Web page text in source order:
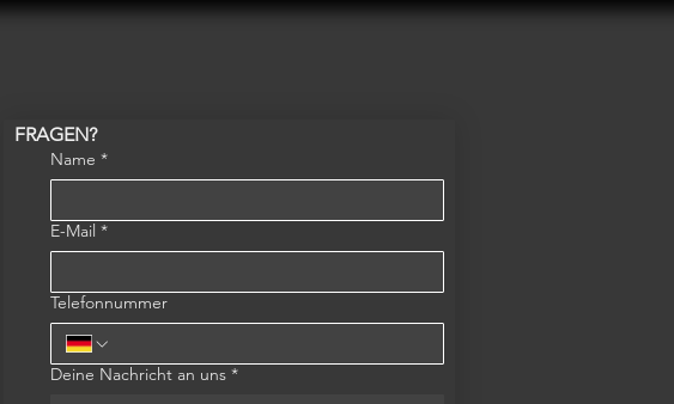
FRAGEN?
Name *
E-Mail *
Telefonnummer
Deine Nachricht an uns *